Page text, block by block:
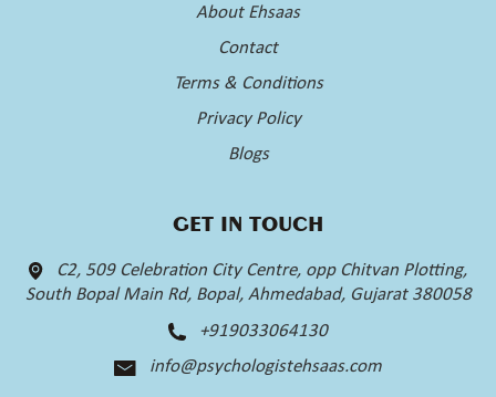
About Ehsaas
Contact
Terms & Conditions
Privacy Policy
Blogs
GET IN TOUCH
C2, 509 Celebration City Centre, opp Chitvan Plotting,
South Bopal Main Rd, Bopal, Ahmedabad, Gujarat 380058
+919033064130
info@psychologistehsaas.com